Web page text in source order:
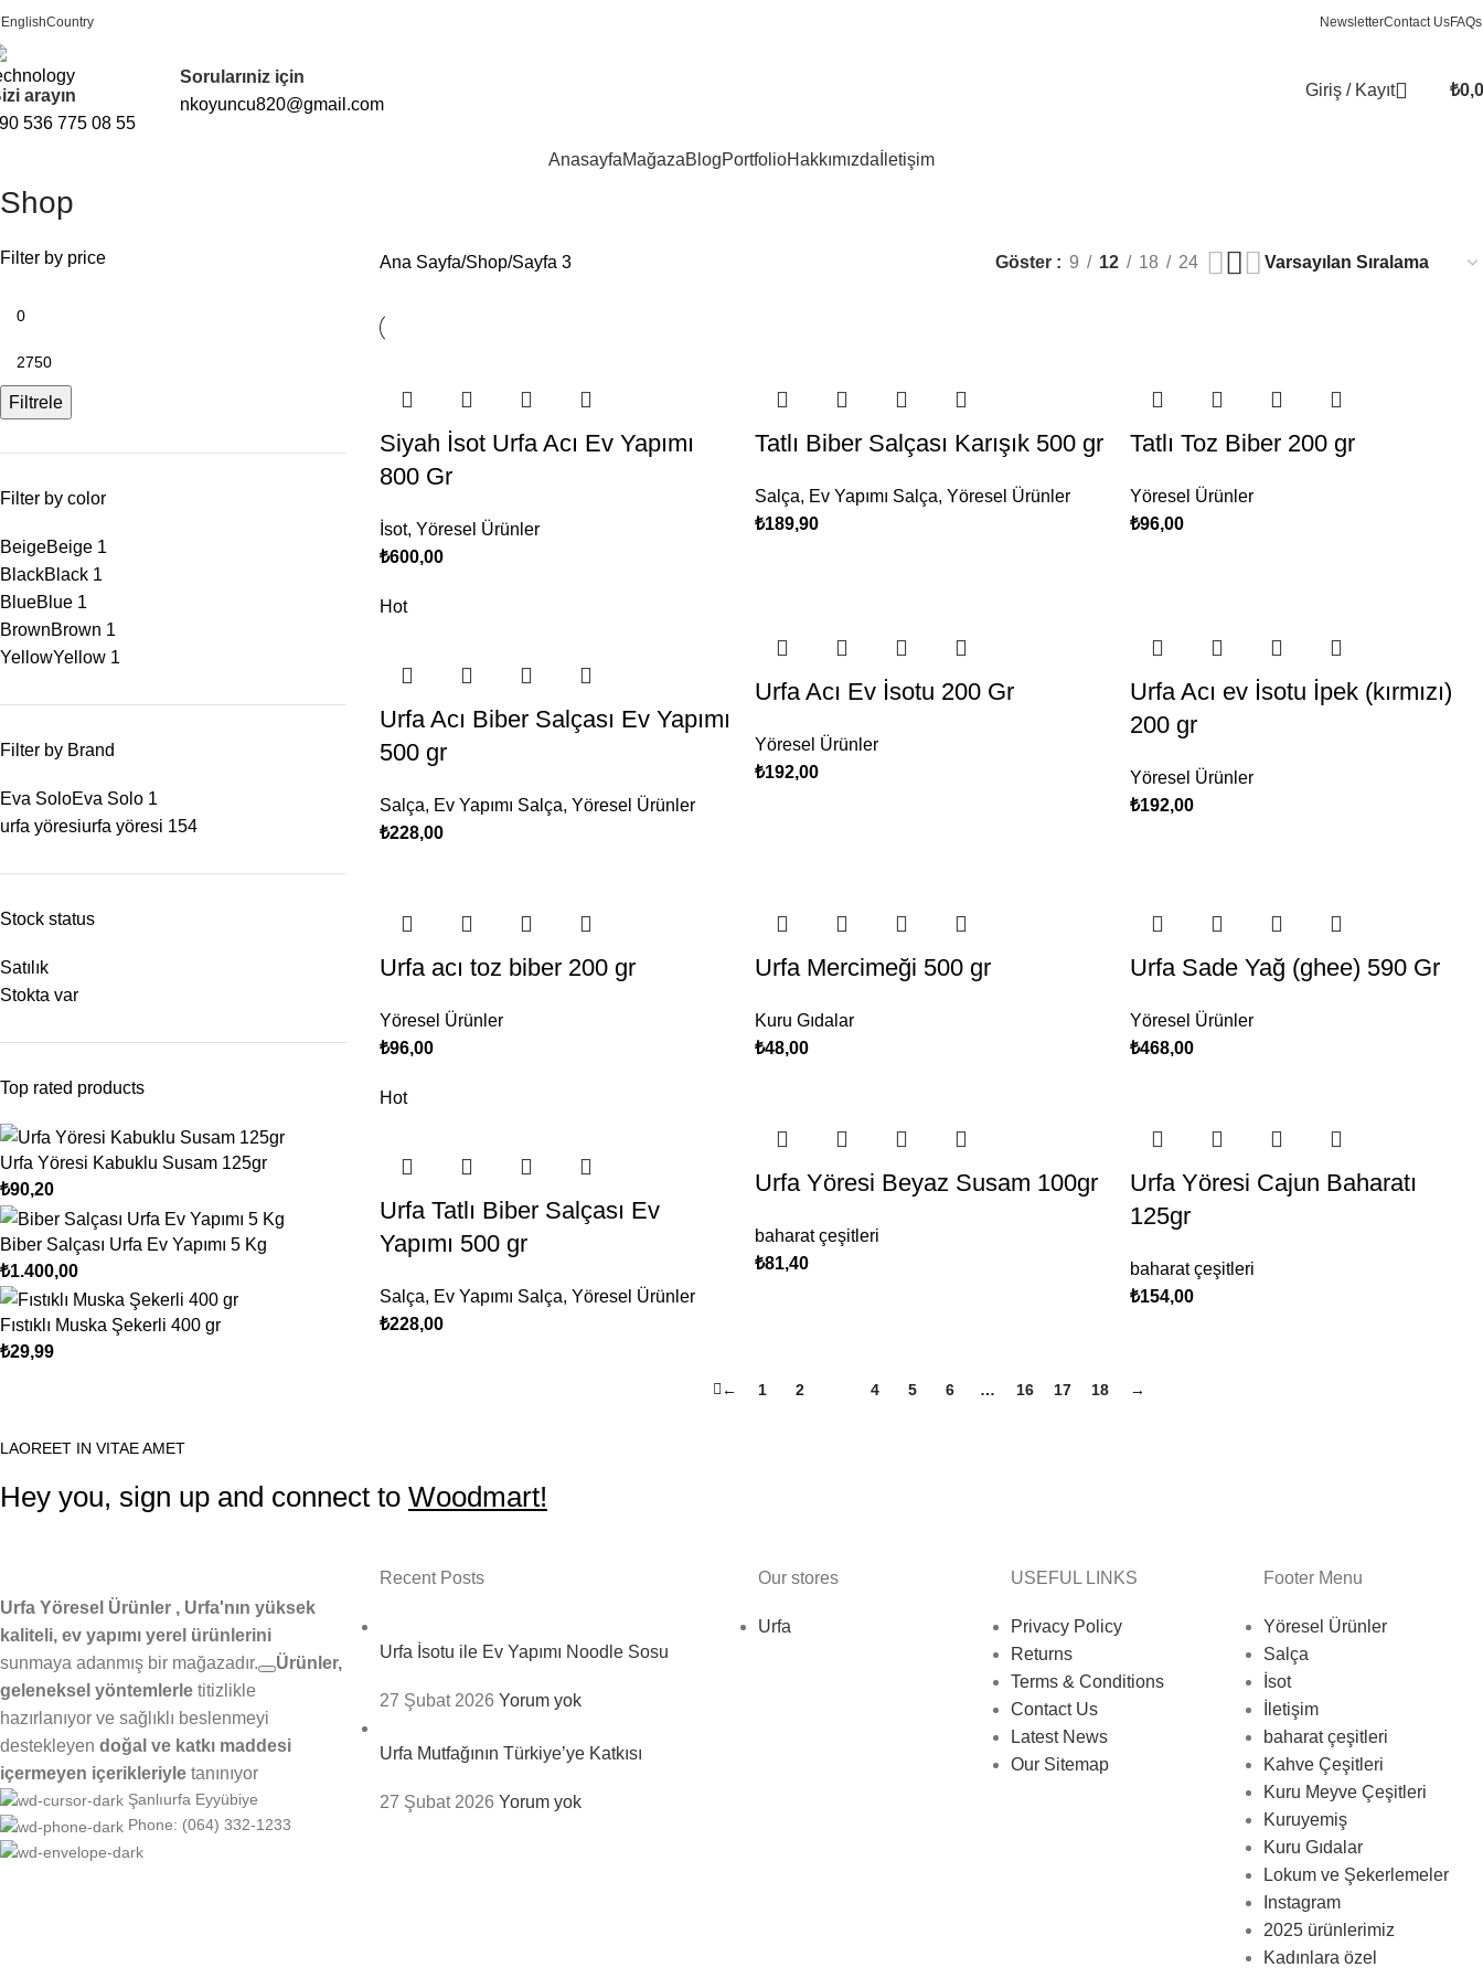
EnglishCountry NewsletterContact UsFAQs
arayın
536 775 08 55
Sorularıniz için
nkoyuncu820@gmail.com
Giriş / Kayıt ₺
AnasayfaMağazaBlogPortfolioHakkımızda İletişim
Shop
Filter by price
Filtrele
Filter by color
BeigeBeige 1
BlackBlack 1
BlueBlue 1
BrownBrown 1
YellowYellow 1
Filter by Brand
Eva SoloEva Solo 1
urfa yöresiurfa yöresi 154
Stock status
Satılık
Stokta var
Top rated products
Urfa Yöresi Kabuklu Susam 125gr
₺90,20
Biber Salçası Urfa Ev Yapımı 5 Kg
₺1.400,00
Fıstıklı Muska Şekerli 400 gr
₺29,99
Ana Sayfa Shop Sayfa 3 Göster 9 12 18 24
Siyah İsot Urfa Acı Ev Yapımı
800 Gr
İsot, Yöresel Ürünler
₺600,00
Tatlı Biber Salçası Karışık 500 gr
Salça, Ev Yapımı Salça, Yöresel Ürünler
₺189,90
Tatlı Toz Biber 200 gr
Yöresel Ürünler
₺96,00
Hot
Urfa Acı Biber Salçası Ev Yapımı
500 gr
Salça, Ev Yapımı Salça, Yöresel Ürünler
₺228,00
Urfa Acı Ev İsotu 200 Gr
Yöresel Ürünler
₺192,00
Urfa Acı ev İsotu İpek (kırmızı)
200 gr
Yöresel Ürünler
₺192,00
Urfa acı toz biber 200 gr
Yöresel Ürünler
₺96,00
Urfa Mercimeği 500 gr
Kuru Gıdalar
₺48,00
Urfa Sade Yağ (ghee) 590 Gr
Yöresel Ürünler
₺468,00
Hot
Urfa Tatlı Biber Salçası Ev
Yapımı 500 gr
Salça, Ev Yapımı Salça, Yöresel Ürünler
₺228,00
Urfa Yöresi Beyaz Susam 100gr
baharat çeşitleri
₺81,40
Urfa Yöresi Cajun Baharatı
125gr
baharat çeşitleri
₺154,00
← 1 2 4 5 6 … 16 17 18 →
LAOREET IN VITAE AMET
Hey you, sign up and connect to Woodmart!
Urfa Yöresel Ürünler , Urfa'nın yüksek
kaliteli, ev yapımı yerel ürünlerini
sunmaya adanmış bir mağazadır.
Ürünler,
geleneksel yöntemlerle titizlikle
hazırlanıyor ve sağlıklı beslenmeyi
destekleyen doğal ve katkı maddesi
içermeyen içerikleriyle tanınıyor
Şanlıurfa Eyyübiye
Phone: (064) 332-1233
Recent Posts
Urfa İsotu ile Ev Yapımı Noodle Sosu
27 Şubat 2026 Yorum yok
Urfa Mutfağının Türkiye’ye Katkısı
27 Şubat 2026 Yorum yok
Our stores
Urfa
USEFUL LINKS
Privacy Policy
Returns
Terms & Conditions
Contact Us
Latest News
Our Sitemap
Footer Menu
Yöresel Ürünler
Salça
İsot
İletişim
baharat çeşitleri
Kahve Çeşitleri
Kuru Meyve Çeşitleri
Kuruyemiş
Kuru Gıdalar
Lokum ve Şekerlemeler
Instagram
2025 ürünlerimiz
Kadınlara özel